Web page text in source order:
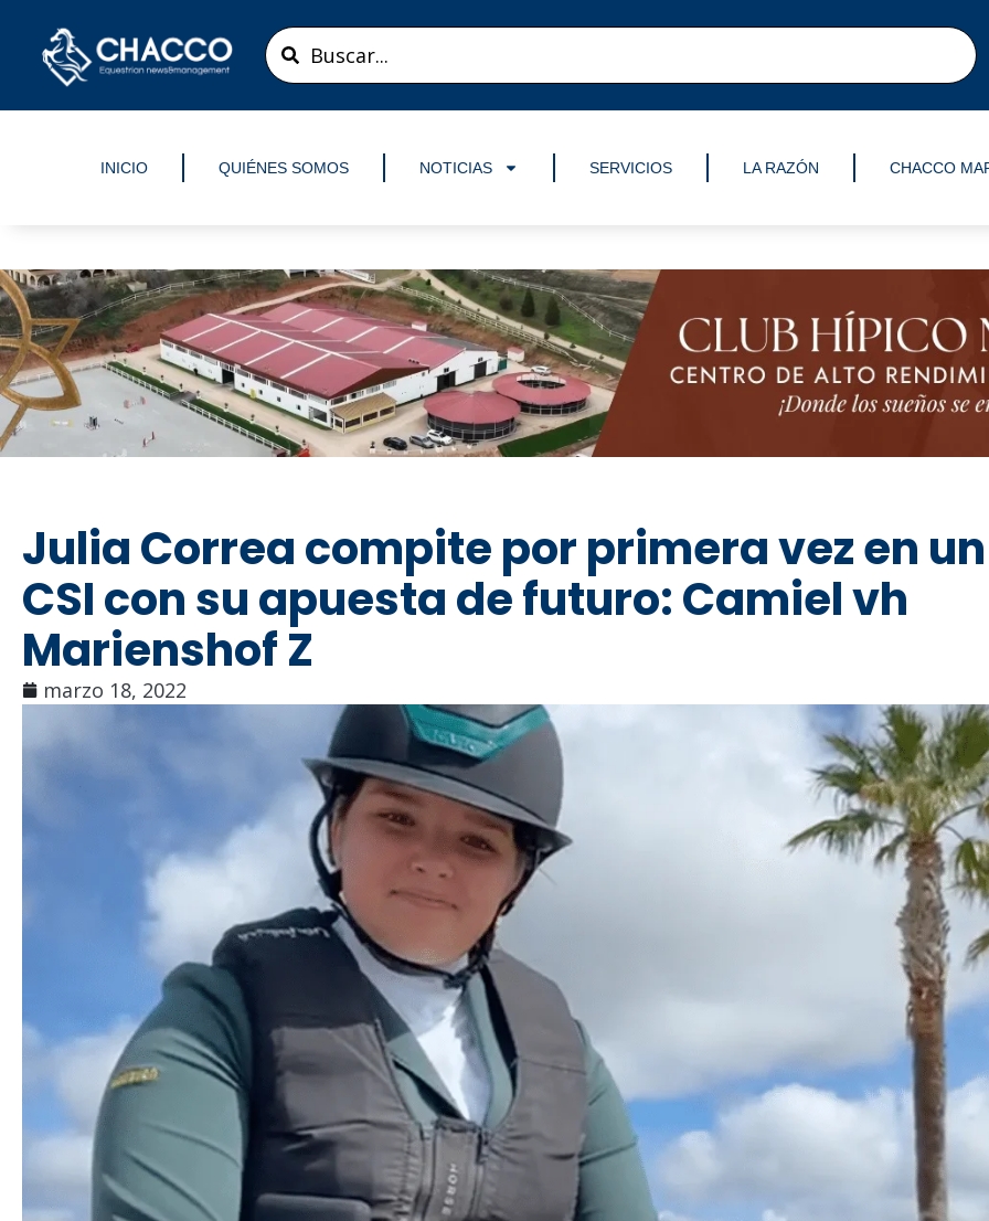
contenido
Search
...
INICIO QUIÉNES SOMOS NOTICIAS SERVICIOS LA RAZÓN CHACCO
Julia Correa compite por primera vez en un
CSI con su apuesta de futuro: Camiel vh
Marienshof Z
marzo 18, 2022